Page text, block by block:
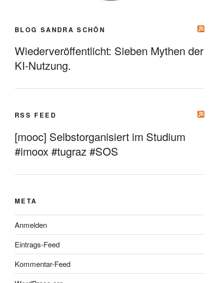
BLOG SANDRA SCHÖN
Wiederveröffentlicht: Sieben Mythen der
KI-Nutzung.
RSS FEED
[mooc] Selbstorganisiert im Studium
#imoox #tugraz #SOS
META
Anmelden
Eintrags-Feed
Kommentar-Feed